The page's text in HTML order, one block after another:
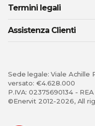
Termini legali
Assistenza Clienti
Sede legale: Viale Achille
versato: €4.628.000
P.IVA: 02375690134 -
©Enervit 2012-2026, All